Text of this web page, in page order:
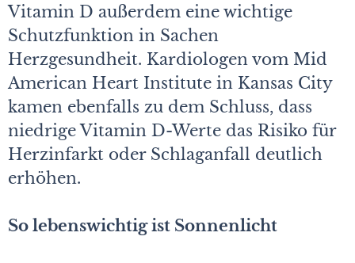
Vitamin D außerdem eine wichtige
Schutzfunktion in Sachen
Herzgesundheit. Kardiologen vom Mid
American Heart Institute in Kansas City
kamen ebenfalls zu dem Schluss, dass
niedrige Vitamin D-Werte das Risiko für
Herzinfarkt oder Schlaganfall deutlich
erhöhen.
So lebenswichtig ist Sonnenlicht